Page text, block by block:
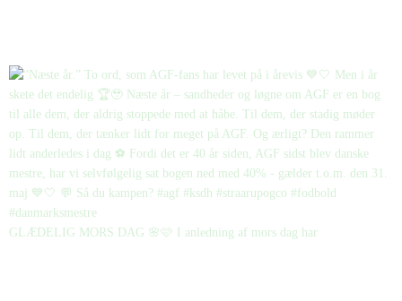
GLÆDELIG MORS DAG 🌸🩷 I anledning af mors dag har